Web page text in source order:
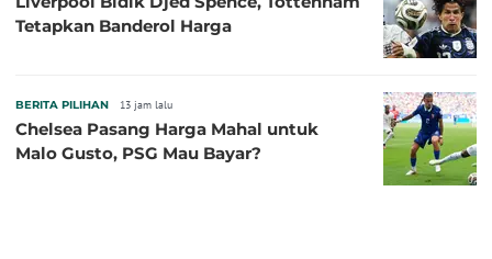
Tetapkan Banderol Harga
BERITA PILIHAN 13 jam lalu
Chelsea Pasang Harga Mahal untuk
Malo Gusto, PSG Mau Bayar?